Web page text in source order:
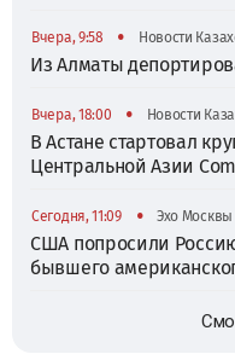
Вчера, 9:58 • Новости
Из Алматы
Вчера, 18:00 • Новости
В Астане стартовал
Центральной Азии
Сегодня, 11:09 • Эхо Москвы
США попросили
бывшего